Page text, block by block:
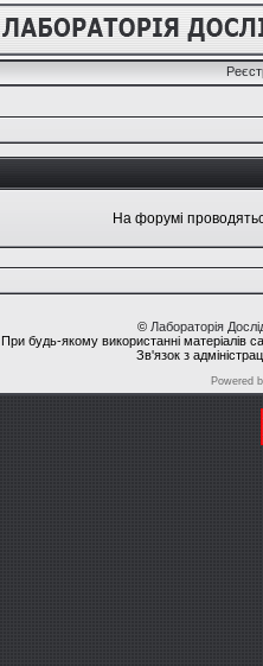
На форумі
© Лабораторія
При будь-якому використанні матеріалів
Зв'язок з
Powered